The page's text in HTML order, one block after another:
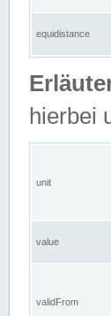
equidistance
hierbei
unit
value
validFrom